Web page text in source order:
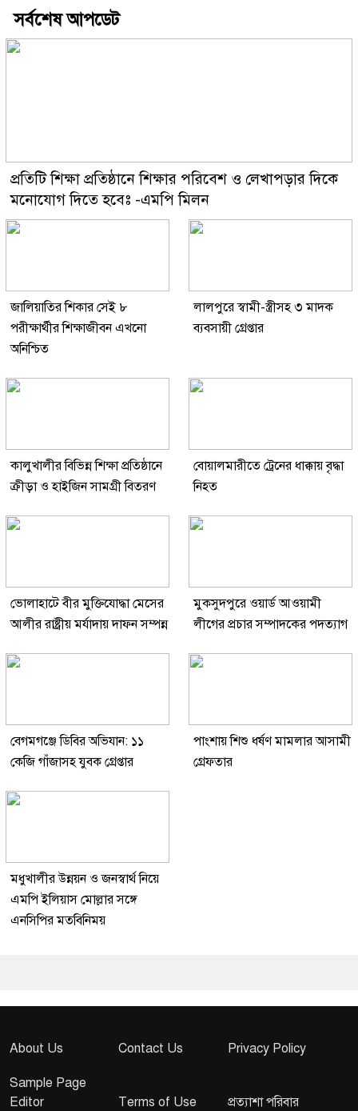
সর্বশেষ আপডেট
প্রতিটি শিক্ষা প্রতিষ্ঠানে শিক্ষার পরিবেশ ও লেখাপড়ার দিকে
মনোযোগ দিতে হবেঃ -এমপি মিলন
জালিয়াতির শিকার সেই ৮
পরীক্ষার্থীর শিক্ষাজীবন এখনো
অনিশ্চিত
লালপুরে স্বামী-স্ত্রীসহ ৩ মাদক
ব্যবসায়ী গ্রেপ্তার
কালুখালীর বিভিন্ন শিক্ষা প্রতিষ্ঠানে
ক্রীড়া ও হাইজিন সামগ্রী বিতরণ
বোয়ালমারীতে ট্রেনের ধাক্কায় বৃদ্ধা
নিহত
ভোলাহাটে বীর মুক্তিযোদ্ধা মেসের
আলীর রাষ্ট্রীয় মর্যাদায় দাফন সম্পন্ন
মুকসুদপুরে ওয়ার্ড আওয়ামী
লীগের প্রচার সম্পাদকের পদত্যাগ
বেগমগঞ্জে ডিবির অভিযান: ১১
কেজি গাঁজাসহ যুবক গ্রেপ্তার
পাংশায় শিশু ধর্ষণ মামলার আসামী
গ্রেফতার
মধুখালীর উন্নয়ন ও জনস্বার্থ নিয়ে
এমপি ইলিয়াস মোল্লার সঙ্গে
এনসিপির মতবিনিময়
About Us Contact Us Privacy Policy
Sample Page
Editor
Terms of Use প্রত্যাশা পরিবার